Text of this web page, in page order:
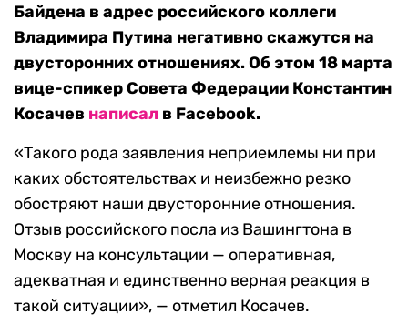
Байдена в адрес российского коллеги
Владимира Путина негативно скажутся на
двусторонних отношениях. Об этом 18 марта
вице-спикер Совета Федерации Константин
Косачев написал в Facebook.
«Такого рода заявления неприемлемы ни при
каких обстоятельствах и неизбежно резко
обостряют наши двусторонние отношения.
Отзыв российского посла из Вашингтона в
Москву на консультации — оперативная,
адекватная и единственно верная реакция в
такой ситуации», — отметил Косачев.